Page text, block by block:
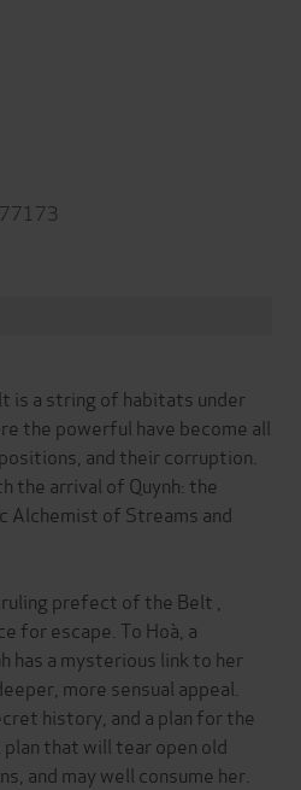
is a string of habitats under
the powerful have become all
and their corruption.
the arrival of Quynh: the
Alchemist of Streams and
prefect of the Belt ,
for escape. To Hoà, a
has a mysterious link to her
more sensual appeal.
history, and a plan for the
that will tear open old
and may well consume her.